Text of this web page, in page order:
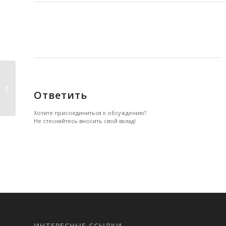
Ответить
Хотите присоединиться к обсуждению?
Не стесняйтесь вносить свой вклад!